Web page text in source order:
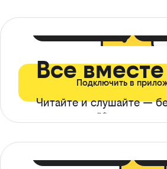
Все вместе
Читайте и слушайте —
ограничений*
Подключить в